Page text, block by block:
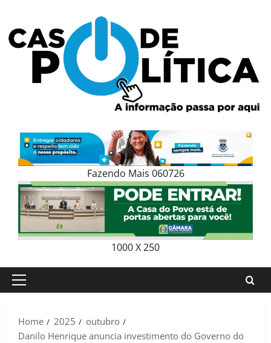
content
Fazendo Mais 060726
1000 X 250
Primary
Home
2025
outubro
Danilo Henrique anuncia investimento do Governo do